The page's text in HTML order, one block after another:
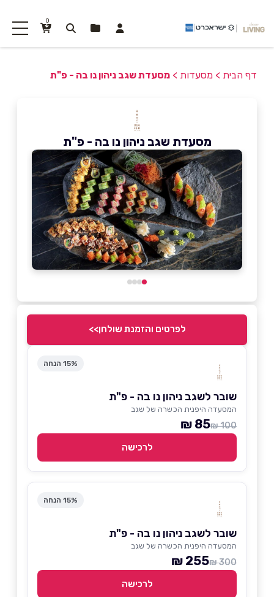
0
דף הבית > מסעדות > מסעדת שגב ניהון נו בה - פ"ת
מסעדת שגב ניהון נו בה - פ"ת
לפרטים והזמנת שולחן>>
15% הנחה
שובר לשגב ניהון נו בה - פ"ת
המסעדה היפנית הכשרה של שגב
100 ₪
85 ₪
לרכישה
15% הנחה
שובר לשגב ניהון נו בה - פ"ת
המסעדה היפנית הכשרה של שגב
300 ₪
255 ₪
לרכישה